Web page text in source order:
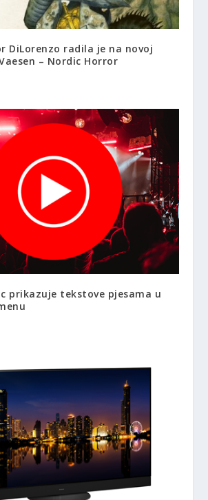
DiLorenzo radila je na novoj
– Nordic Horror
prikazuje tekstove pjesama u